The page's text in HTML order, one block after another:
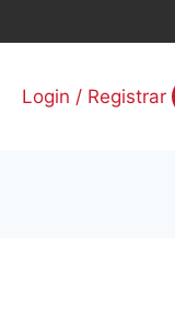
Login / Registrar